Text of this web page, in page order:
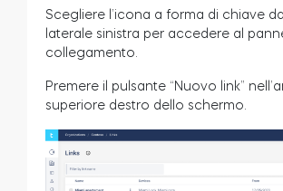
Scegliere l’icona a forma di chiave
laterale sinistra per accedere al
collegamento.
Premere il pulsante “Nuovo link”
superiore destro dello schermo.